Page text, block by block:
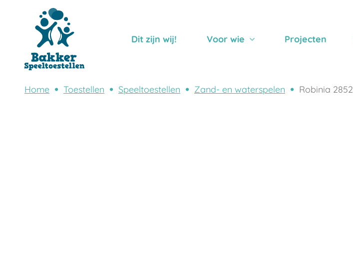
Dit zijn wij! Voor wie Projecten
Home Toestellen Speeltoestellen Zand- en waterspelen Robinia 2852